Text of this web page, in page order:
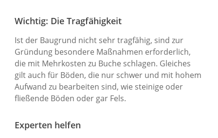
Wichtig: Die Tragfähigkeit
Ist der Baugrund nicht sehr tragfähig, sind zur
Gründung besondere Maßnahmen erforderlich,
die mit Mehrkosten zu Buche schlagen. Gleiches
gilt auch für Böden, die nur schwer und mit hohem
Aufwand zu bearbeiten sind, wie steinige oder
fließende Böden oder gar Fels.
Experten helfen